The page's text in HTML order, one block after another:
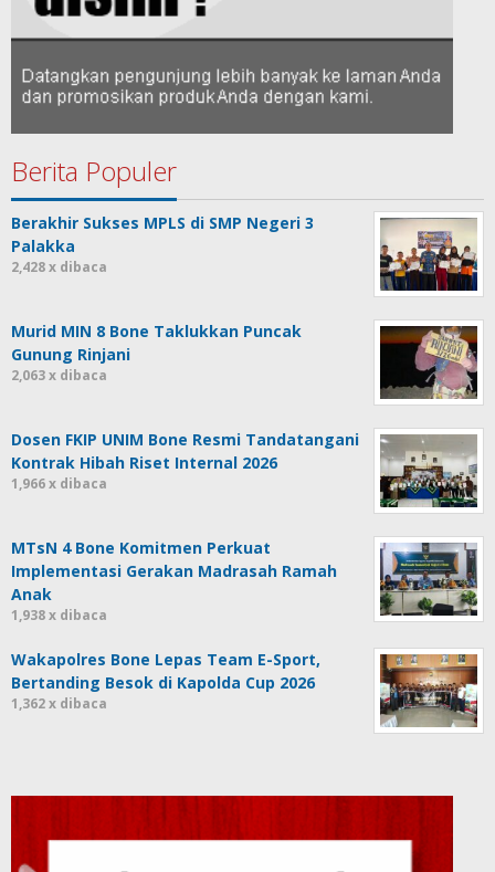
Berita Populer
Berakhir Sukses MPLS di SMP Negeri 3
Palakka
2,428 x dibaca
Murid MIN 8 Bone Taklukkan Puncak
Gunung Rinjani
2,063 x dibaca
Dosen FKIP UNIM Bone Resmi Tandatangani
Kontrak Hibah Riset Internal 2026
1,966 x dibaca
MTsN 4 Bone Komitmen Perkuat
Implementasi Gerakan Madrasah Ramah
Anak
1,938 x dibaca
Wakapolres Bone Lepas Team E-Sport,
Bertanding Besok di Kapolda Cup 2026
1,362 x dibaca